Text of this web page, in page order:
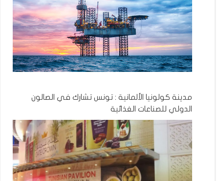
مدينة كولونيا الألمانية : تونس تشارك في الصالون
الدولي للصناعات الغذائية